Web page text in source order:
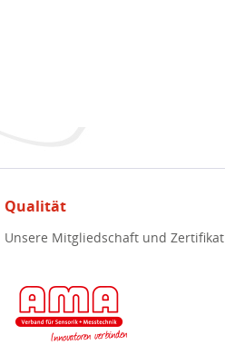
Qualität
Unsere Mitgliedschaft und Zertifikat